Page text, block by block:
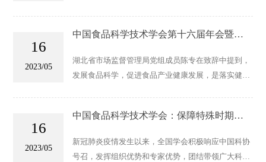
16
2023/05
中国食品科学技术学会第十六届年会暨第
湖北省市场监督管理局党组成员陈专在致辞中提到，
发展食品科学，促进食品产业健康发展，是落实健康
16
2023/05
中国食品科学技术学会：保障特殊时期食
新冠肺炎疫情发生以来，全国学会积极响应中国科协
号召，发挥组织优势和专家优势，团结带领广大科技